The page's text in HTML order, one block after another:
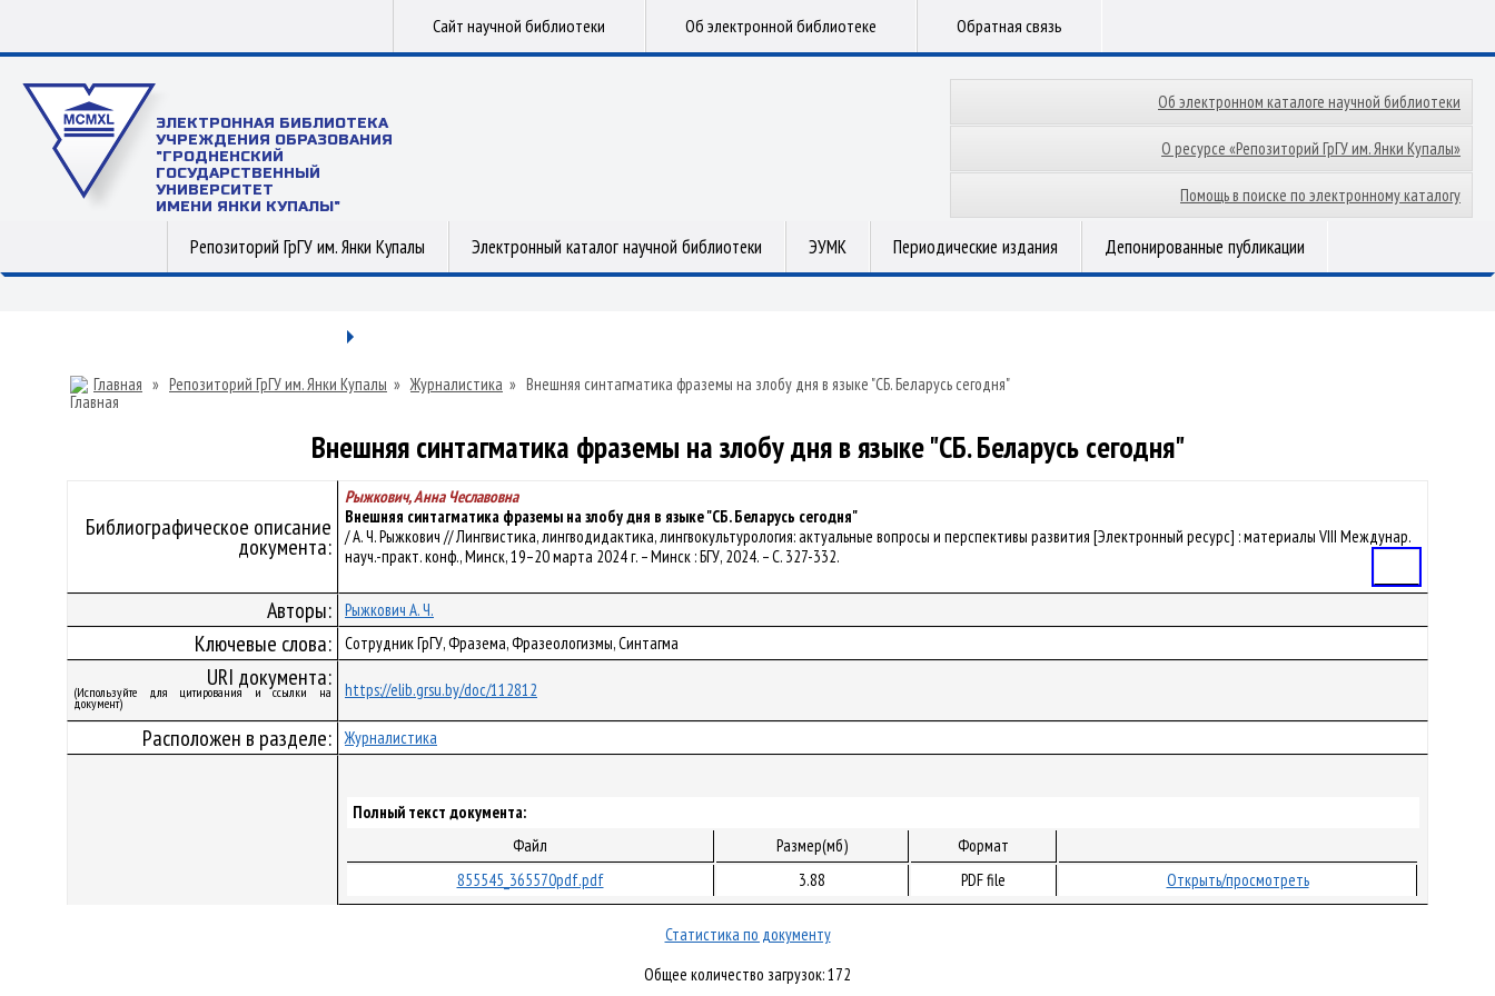
Сайт научной библиотеки Об электронной библиотеке Обратная связь
ЭЛЕКТРОННАЯ БИБЛИОТЕКА
УЧРЕЖДЕНИЯ ОБРАЗОВАНИЯ
"ГРОДНЕНСКИЙ
ГОСУДАРСТВЕННЫЙ
УНИВЕРСИТЕТ
ИМЕНИ ЯНКИ КУПАЛЫ"
Об электронном каталоге научной библиотеки
О ресурсе «Репозиторий ГрГУ им. Янки Купалы»
Помощь в поиске по электронному каталогу
Репозиторий ГрГУ им. Янки Купалы Электронный каталог научной библиотеки ЭУМК Периодические издания Депонированные публикации
Главная » Репозиторий ГрГУ им. Янки Купалы » Журналистика » Внешняя синтагматика фраземы на злобу дня в языке "СБ. Беларусь сегодня"
Внешняя синтагматика фраземы на злобу дня в языке "СБ. Беларусь сегодня"
Библиографическое описание
документа:
Рыжкович, Анна Чеславовна
Внешняя синтагматика фраземы на злобу дня в языке "СБ. Беларусь сегодня"
/ А. Ч. Рыжкович // Лингвистика, лингводидактика, лингвокультурология: актуальные вопросы и перспективы развития [Электронный ресурс] : материалы VIII Междунар.
науч.-практ. конф., Минск, 19–20 марта 2024 г. – Минск : БГУ, 2024. – С. 327-332.
Авторы: Рыжкович А. Ч.
Ключевые слова: Сотрудник ГрГУ, Фразема, Фразеологизмы, Синтагма
URI документа:
(Используйте для цитирования и ссылки на
документ)
https://elib.grsu.by/doc/112812
Расположен в разделе: Журналистика
Полный текст документа:
Файл
Размер(мб)
Формат
855545_365570pdf.pdf
3.88 PDF file Открыть/просмотреть
Статистика по документу
Общее количество загрузок: 172